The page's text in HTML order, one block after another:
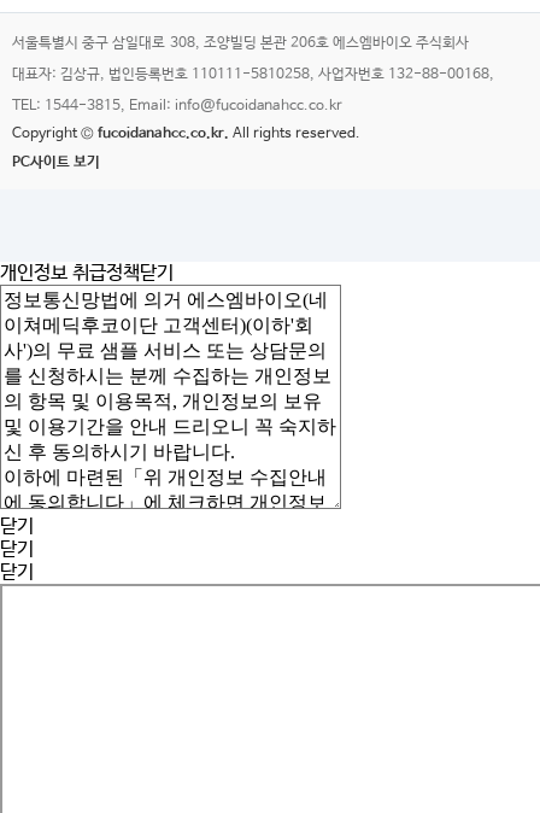
서울특별시 중구 삼일대로 308, 조양빌딩 본관 206호 에스엠바이오 주식회사
대표자: 김상규, 법인등록번호 110111-5810258, 사업자번호 132-88-00168,
TEL: 1544-3815, Email: info@fucoidanahcc.co.kr
Copyright © fucoidanahcc.co.kr. All rights reserved.
PC사이트 보기
개인정보 취급정책닫기
닫기
닫기
닫기